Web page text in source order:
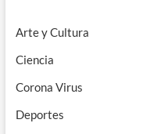
Arte y Cultura
Ciencia
Corona Virus
Deportes